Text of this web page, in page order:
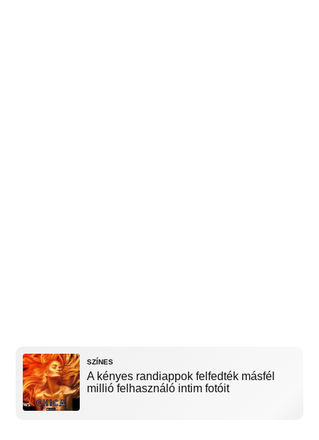
SZÍNES
A kényes randiappok felfedték másfél
millió felhasználó intim fotóit